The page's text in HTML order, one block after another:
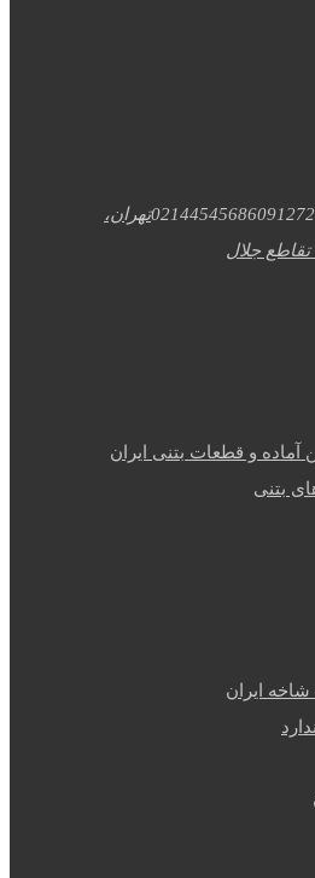
02144545686تهران،
آماده و قطعات بتنی ایران
بتنی